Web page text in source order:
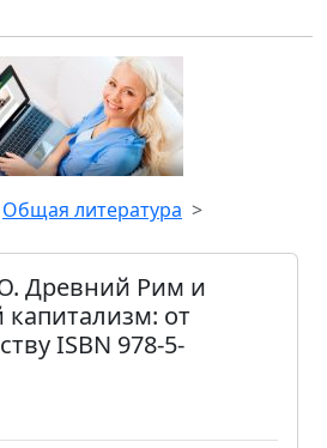
Общая литература
Древний Рим и
от
ISBN 978-5-